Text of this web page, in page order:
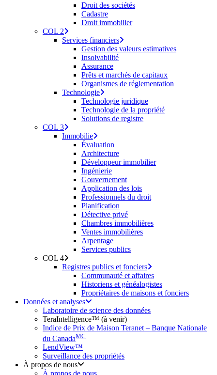
Droit des sociétés
Cadastre
Droit immobilier
COL 2
Services financiers
Gestion des valeurs estimatives
Insolvabilité
Assurance
Prêts et marchés de capitaux
Organismes de réglementation
Technologie
Technologie juridique
Technologie de la propriété
Solutions de registre
COL 3
Immobilie
Évaluation
Architecture
Développeur immobilier
Ingénierie
Gouvernement
Application des lois
Professionnels du droit
Planification
Détective privé
Chambres immobilières
Ventes immobilières
Arpentage
Services publics
COL 4
Registres publics et fonciers
Communauté et affaires
Historiens et généalogistes
Propriétaires de maisons et fonciers
Données et analyses
Laboratoire de science des données
TeraIntelligence™ (à venir)
Indice de Prix de Maison Teranet – Banque Nationale
du CanadaMC
LendView™
Surveillance des propriétés
À propos de nous
À propos de nous